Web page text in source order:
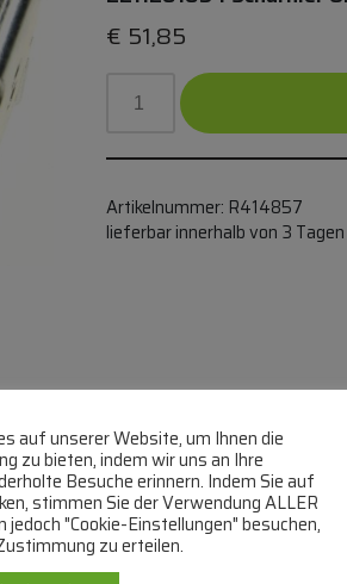
€ 51,85
Artikelnummer: R414857
lieferbar innerhalb von 3 Tagen
auf unserer Website, um Ihnen die
zu bieten, indem wir uns an Ihre
Besuche erinnern. Indem Sie auf
stimmen Sie der Verwendung ALLER
jedoch "Cookie-Einstellungen" besuchen,
zu erteilen.